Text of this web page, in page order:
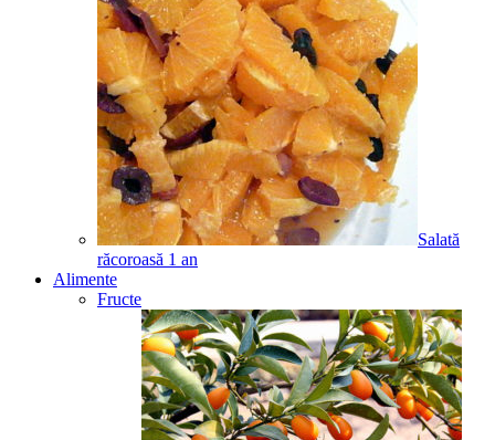
Salată
răcoroasă 1 an
Alimente
Fructe